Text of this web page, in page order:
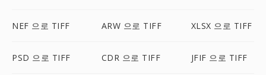
NEF 으로 TIFF ARW 으로 TIFF XLSX 으로 TIFF
PSD 으로 TIFF CDR 으로 TIFF JFIF 으로 TIFF